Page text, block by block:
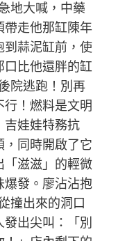
地大喊，中藥
帶走他那缸陳年
到蒜泥缸前，使
口比他還胖的缸
院逃跑！別再
！燃料是文明
吉娃娃特務抗
同時開啟了它
「滋滋」的輕微
爆發。廖沾沾抱
撞出來的洞口
出尖叫：「別